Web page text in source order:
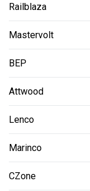
Railblaza
Mastervolt
BEP
Attwood
Lenco
Marinco
CZone